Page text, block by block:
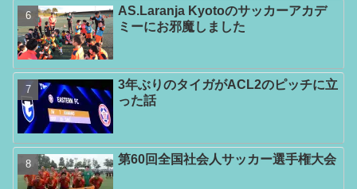
AS.Laranja Kyotoのサッカーアカデ
ミーにお邪魔しました
3年ぶりのタイガがACL2のピッチに立
った話
第60回全国社会人サッカー選手権大会